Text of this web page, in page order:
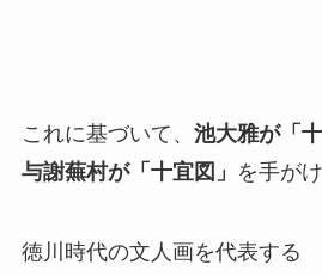
これに基づいて、 池大雅が「十
与謝蕪村が「十宜図」 を手が
徳川時代の文人画を代表する